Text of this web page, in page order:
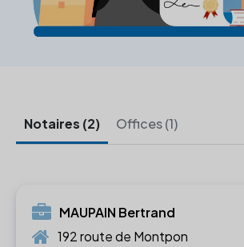
Notaires (2) Offices (1)
MAUPAIN Bertrand
192 route de Montpon